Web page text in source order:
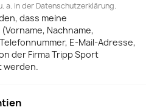
a. in der Datenschutzerklärung.
dass meine
Nachname,
E-Mail-Adresse,
der Firma Tripp Sport
werden.